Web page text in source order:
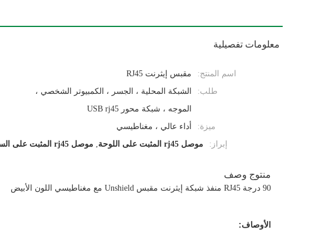
معلومات تفصيلية
اسم المنتج: مقبس إيثرنت RJ45
طلب:
الشبكة المحلية ، الجسر ، الكمبيوتر الشخصي ،
الموجه ، شبكة محور USB rj45
ميزة: أداء عالي ، مغناطيسي
إبراز:
موصل rj45 المثبت على اللوحة , موصل rj45 المثبت على السطح
منتوج وصف
90 درجة RJ45 منفذ شبكة إيثرنت مقبس Unshield مع مغناطيسي اللون الأبيض
الأوصاف: